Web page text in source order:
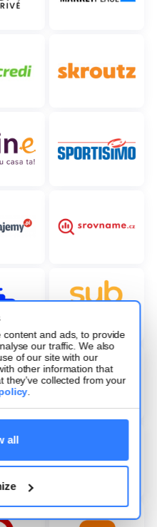
and ads, to provide
our traffic. We also
of our site with our
other information that
they’ve collected from your
.
all